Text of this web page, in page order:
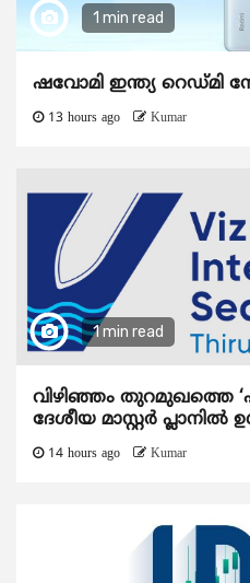
1 min read
ഷവോമി ഇന്ത്യ റെഡ്മി
13 hours ago Kumar
1 min read
വിഴിഞ്ഞം തുറമുഖത്തെ
ദേശീയ മാസ്റ്റർ പ്ലാനിൽ
14 hours ago Kumar